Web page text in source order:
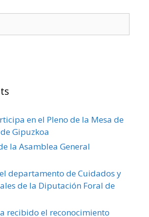
en el Pleno de la Mesa de
Gipuzkoa
la Asamblea General
departamento de Cuidados y
de la Diputación Foral de
recibido el reconocimiento